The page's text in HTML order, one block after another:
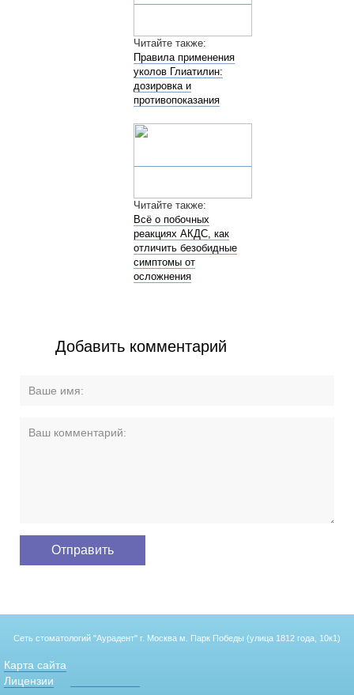
Читайте также:
Правила применения
уколов Глиатилин:
дозировка и
противопоказания
Читайте также:
Всё о побочных
реакциях АКДС, как
отличить безобидные
симптомы от
осложнения
Добавить комментарий
Сеть стоматологий "Аурадент" г. Москва м. Парк Победы (улица 1812 года, 10к1)
Карта сайта
Лицензии